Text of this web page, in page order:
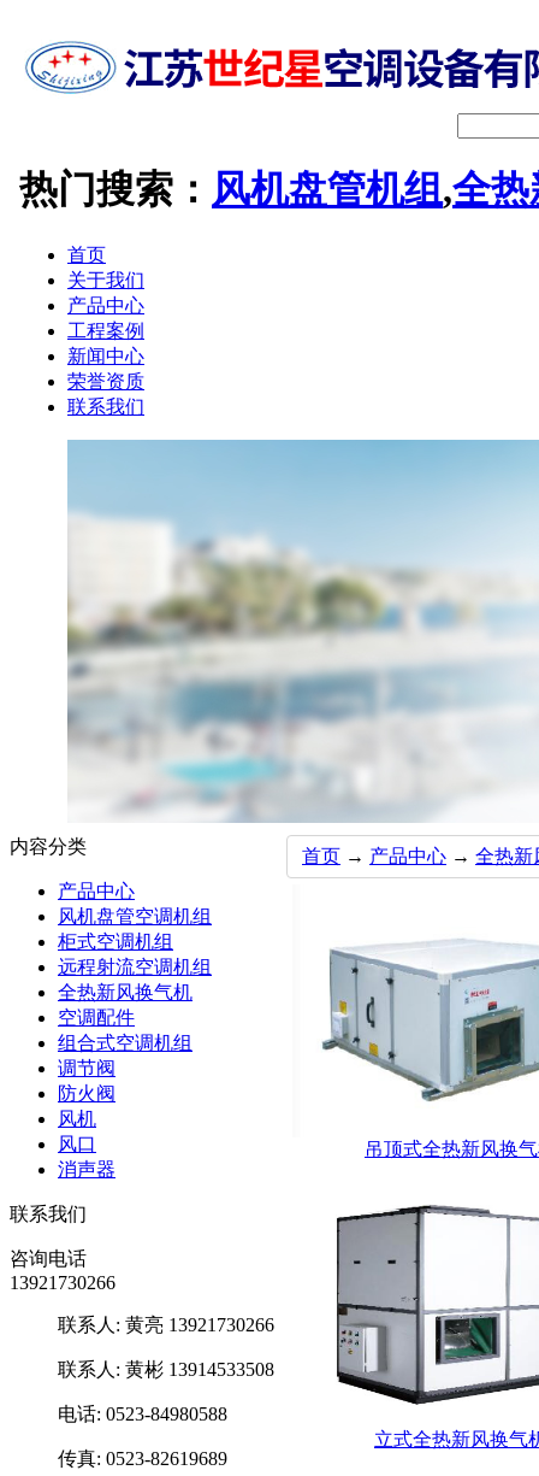
内容分类
产品中心
风机盘管空调机组
柜式空调机组
远程射流空调机组
全热新风换气机
空调配件
组合式空调机组
调节阀
防火阀
风机
风口
消声器
联系我们
咨询电话
13921730266
联系人: 黄亮 13921730266
联系人: 黄彬 13914533508
电话: 0523-84980588
传真: 0523-82619689
首页 → 产品中心 → 全热新
吊顶式全热新风换
立式全热新风换气